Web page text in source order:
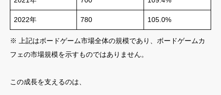
2022年 780 105.0%
※ 上記はボードゲーム市場全体の規模であり、ボードゲームカ
フェの市場規模を示すものではありません。
この成長を支えるのは、